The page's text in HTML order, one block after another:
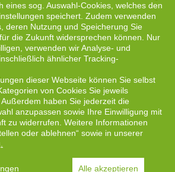
eines sog. Auswahl-Cookies, welches den
speichert. Zudem verwenden
deren Nutzung und Speicherung Sie
die Zukunft widersprechen können. Nur
verwenden wir Analyse- und
ähnlicher Tracking-
dieser Webseite können Sie selbst
von Cookies Sie jeweils
haben Sie jederzeit die
anzupassen sowie Ihre Einwilligung mit
zu widerrufen. Weitere Informationen
oder ablehnen“ sowie in unserer
Alle akzeptieren